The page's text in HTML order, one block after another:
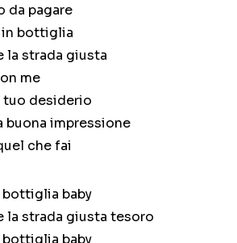
da pagare
bottiglia
la strada giusta
me
tuo desiderio
buona impressione
che fai
baby
la strada giusta tesoro
baby